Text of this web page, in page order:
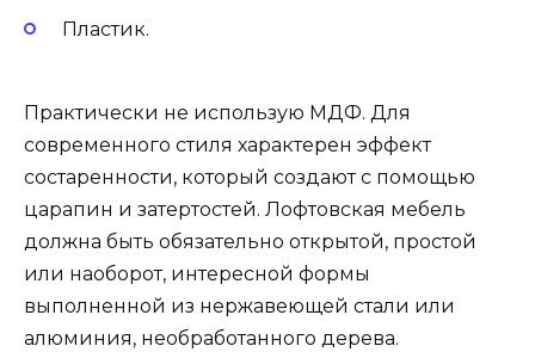
Пластик.
Практически не использую МДФ. Для
современного стиля характерен эффект
состаренности, который создают с помощью
царапин и затертостей. Лофтовская мебель
должна быть обязательно открытой, простой
или наоборот, интересной формы
выполненной из нержавеющей стали или
алюминия, необработанного дерева.